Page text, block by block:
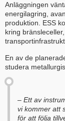
Anläggningen
energilagring,
produktion. ESS
kring
En av de
studera
– Ett av
vi kommer att
för att följa